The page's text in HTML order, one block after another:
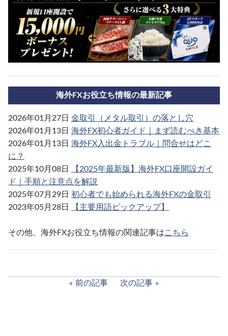
海外FXお役立ち情報の最新記事
2026年01月27日 金取引（メタル取引）の落とし穴
2026年01月13日 海外FX初心者ガイド｜まず読むべき基本
2026年01月13日 海外FX入出金トラブル｜問合せはどこ
に？
2025年10月08日
【2025年最新版】海外FX口座開設ガイ
ド｜手順と注意点を解説
2025年07月29日 初心者でも始められる海外FXの金取引
2023年05月28日
【主要用語ピックアップ】
その他、海外FXお役立ち情報の関連記事はこちら
前の記事 次の記事